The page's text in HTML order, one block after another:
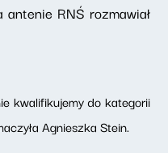
RNŚ rozmawiał
kwalifikujemy do kategorii
Agnieszka Stein.